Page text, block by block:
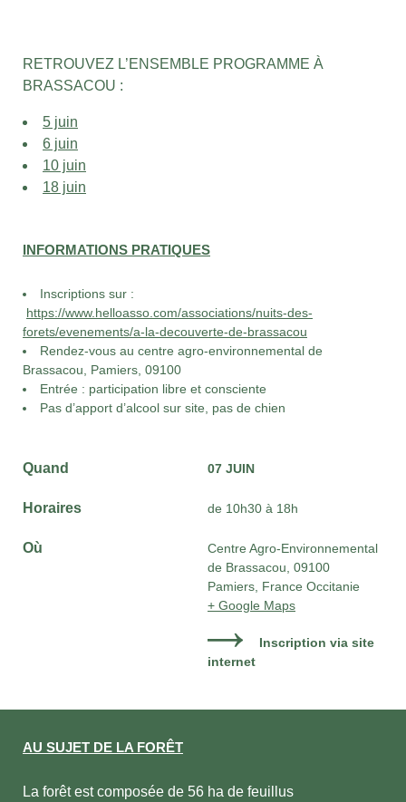
RETROUVEZ L’ENSEMBLE PROGRAMME À
BRASSACOU :
5 juin
6 juin
10 juin
18 juin
INFORMATIONS PRATIQUES
Inscriptions sur :
https://www.helloasso.com/associations/nuits-des-
forets/evenements/a-la-decouverte-de-brassacou
Rendez-vous au centre agro-environnemental de
Brassacou, Pamiers, 09100
Entrée : participation libre et consciente
Pas d’apport d’alcool sur site, pas de chien
Quand 07 JUIN
Horaires de 10h30 à 18h
Où
Centre Agro-Environnemental
de Brassacou, 09100
Pamiers, France Occitanie
+ Google Maps
Inscription via site
internet
AU SUJET DE LA FORÊT
La forêt est composée de 56 ha de feuillus